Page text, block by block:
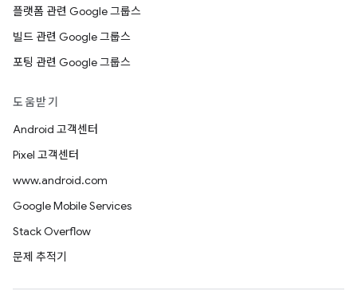
플랫폼 관련 Google 그룹스
빌드 관련 Google 그룹스
포팅 관련 Google 그룹스
도움받기
Android 고객센터
Pixel 고객센터
www.android.com
Google Mobile Services
Stack Overflow
문제 추적기